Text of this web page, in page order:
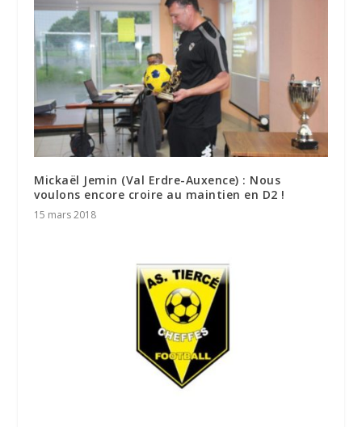
Mickaël Jemin (Val Erdre-Auxence) : Nous
voulons encore croire au maintien en D2 !
15 mars 2018